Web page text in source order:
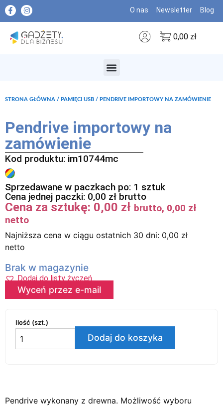
O nas Newsletter Blog
0,00 zł
STRONA GŁÓWNA / PAMIĘCI USB / PENDRIVE IMPORTOWY NA ZAMÓWIENIE
Pendrive importowy na
zamówienie
Kod produktu: im10744mc
Sprzedawane w paczkach po: 1 sztuk
Cena jednej paczki: 0,00 zł brutto
Cena za sztukę: 0,00 zł brutto, 0,00 zł
netto
Najniższa cena w ciągu ostatnich 30 dni: 0,00 zł
netto
Brak w magazynie
Dodaj do listy życzeń
Wyceń przez e-mail
Ilość (szt.)
Dodaj do koszyka
Pendrive wykonany z drewna. Możliwość wyboru